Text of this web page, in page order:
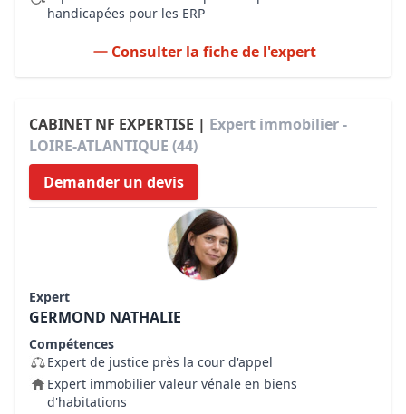
handicapées pour les ERP
Consulter la fiche de l'expert
CABINET NF EXPERTISE | Expert immobilier -
LOIRE-ATLANTIQUE (44)
Demander un devis
Expert
GERMOND NATHALIE
Compétences
Expert de justice près la cour d'appel
Expert immobilier valeur vénale en biens
d'habitations